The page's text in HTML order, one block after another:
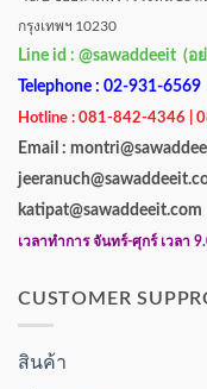
กรุงเทพฯ 10230
Line id : @sawaddeeit (อย่
Telephone : 02-931-6569
Hotline : 081-842-4346 |
Email :
katipat@sawaddeeit.com
เวลาทำการ จันทร์-ศุกร์ เวลา
CUSTOMER
สินค้า